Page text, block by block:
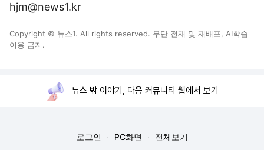
hjm@news1.kr
Copyright © 뉴스1. All rights reserved. 무단 전재 및 재배포, AI학습
이용 금지.
뉴스 밖 이야기, 다음 커뮤니티 웹에서 보기
로그인 PC화면 전체보기